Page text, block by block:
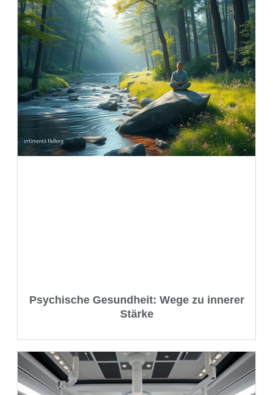
Psychische Gesundheit: Wege zu innerer
Stärke